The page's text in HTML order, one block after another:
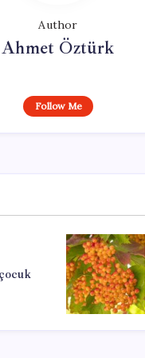
Author
Ahmet Öztürk
Follow Me